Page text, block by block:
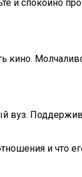
и спокойно
кино.
вуз.
и что